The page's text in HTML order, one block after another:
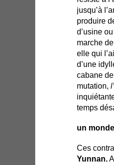
jusqu’à
produire
d’usine
marche
elle qui
d’une
cabane
mutation,
temps
un
Ces
Yunnan.